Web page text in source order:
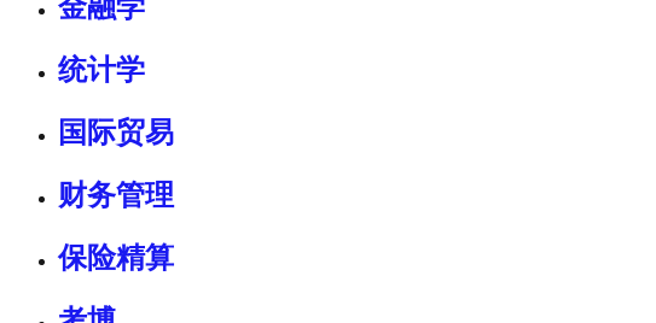
金融学
统计学
国际贸易
财务管理
保险精算